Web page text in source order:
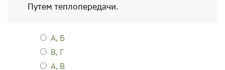
Путем теплопередачи.
А, Б
В, Г
А, В